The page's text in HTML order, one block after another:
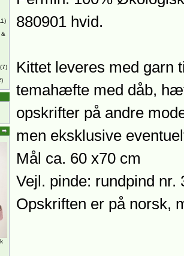
(7)
880901 hvid.
Kittet leveres med garn
temahæfte med dåb,
opskrifter på andre
men eksklusive
Mål ca. 60 x70 cm
Vejl. pinde: rundpind
Opskriften er på norsk,